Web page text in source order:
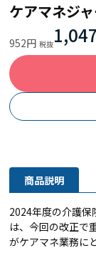
ケアマネジ
952円
商品説明
2024年度の介護保
は、今回の改正で
がケアマネ業務に